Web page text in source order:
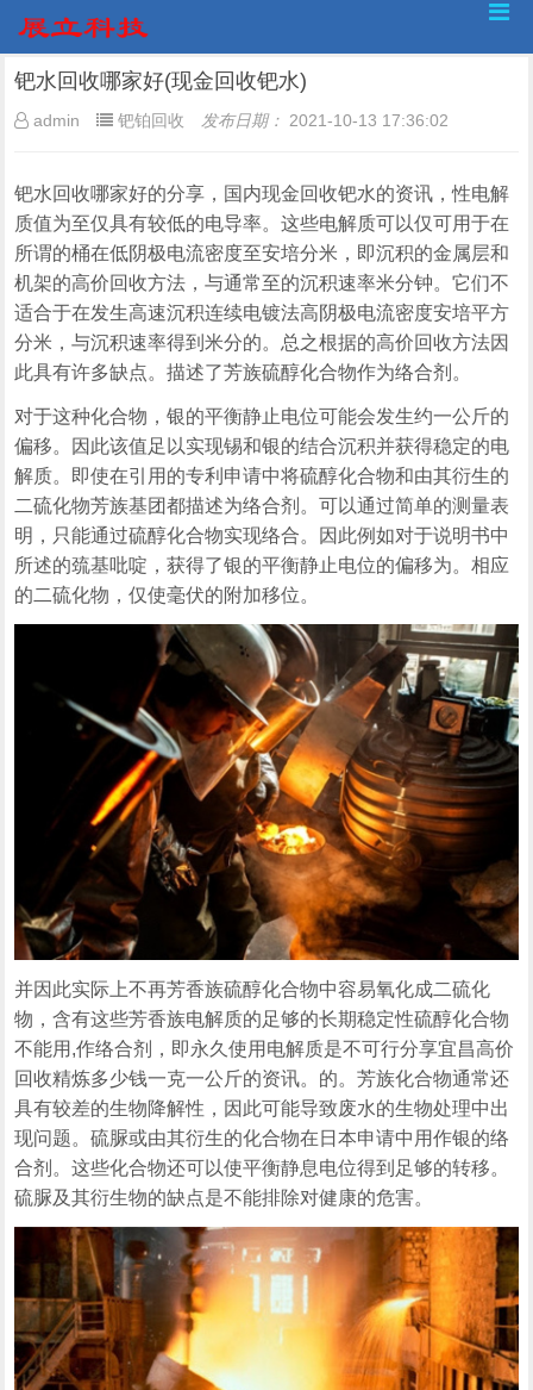
钯水回收哪家好(现金回收钯水)
admin 钯铂回收 发布日期： 2021-10-13 17:36:02
钯水回收哪家好的分享，国内现金回收钯水的资讯，性电解
质值为至仅具有较低的电导率。这些电解质可以仅可用于在
所谓的桶在低阴极电流密度至安培分米，即沉积的金属层和
机架的高价回收方法，与通常至的沉积速率米分钟。它们不
适合于在发生高速沉积连续电镀法高阴极电流密度安培平方
分米，与沉积速率得到米分的。总之根据的高价回收方法因
此具有许多缺点。描述了芳族硫醇化合物作为络合剂。
对于这种化合物，银的平衡静止电位可能会发生约一公斤的
偏移。因此该值足以实现锡和银的结合沉积并获得稳定的电
解质。即使在引用的专利申请中将硫醇化合物和由其衍生的
二硫化物芳族基团都描述为络合剂。可以通过简单的测量表
明，只能通过硫醇化合物实现络合。因此例如对于说明书中
所述的巯基吡啶，获得了银的平衡静止电位的偏移为。相应
的二硫化物，仅使毫伏的附加移位。
并因此实际上不再芳香族硫醇化合物中容易氧化成二硫化
物，含有这些芳香族电解质的足够的长期稳定性硫醇化合物
不能用,作络合剂，即永久使用电解质是不可行分享宜昌高价
回收精炼多少钱一克一公斤的资讯。的。芳族化合物通常还
具有较差的生物降解性，因此可能导致废水的生物处理中出
现问题。硫脲或由其衍生的化合物在日本申请中用作银的络
合剂。这些化合物还可以使平衡静息电位得到足够的转移。
硫脲及其衍生物的缺点是不能排除对健康的危害。